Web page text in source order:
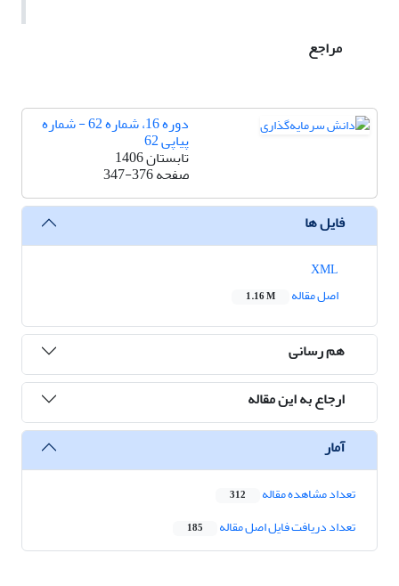
مراجع
دوره 16، شماره 62 - شماره
پیاپی 62
تابستان 1406
صفحه347-376
فایل ها
اصل مقاله
1.16 M
هم رسانی
ارجاع به این مقاله
آمار
تعداد مشاهده مقاله 312
تعداد دریافت فایل اصل مقاله 185